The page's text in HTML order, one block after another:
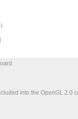
.
into the OpenGL 2.0